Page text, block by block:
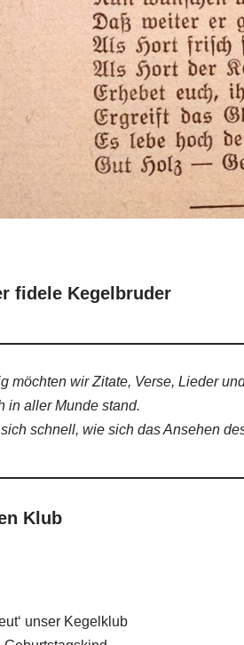
fidele Kegelbruder
möchten wir Zitate, Verse, Lieder
in aller Munde stand.
schnell, wie sich das Ansehen
Klub
unser Kegelklub